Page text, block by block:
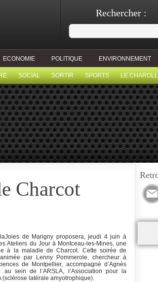
Rechercher :
ECONOMIE POLITIQUE ENVIRONNEMENT
SOCIAL SORTIR SPORTS LE
Charcot
de Marigny proposera, jeudi 4 juin à
Ateliers du Jour à Montceau-les-Mines, une
à la maladie de Charcot. Cette soirée de
par Lenny Pommerole, chercheur à
de Montpellier, accompagné d’Agnès
au sein de l’ARSLA, l’Association pour la
(sclérose latérale amyotrophique).